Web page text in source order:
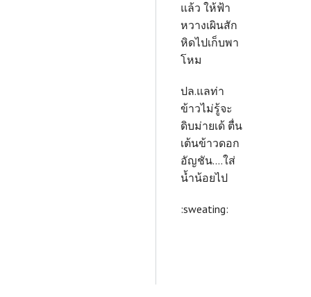
แล้ว ให้ฟ้า
หวางเผินสัก
หิดไปเก็บพา
โหม
ปล.แลท่า
ข้าวไม่รู้จะ
ดิบม่ายเด้ ตื่น
เต้นข้าวดอก
อัญชัน....ใส่
น้ำน้อยไป
:sweating: